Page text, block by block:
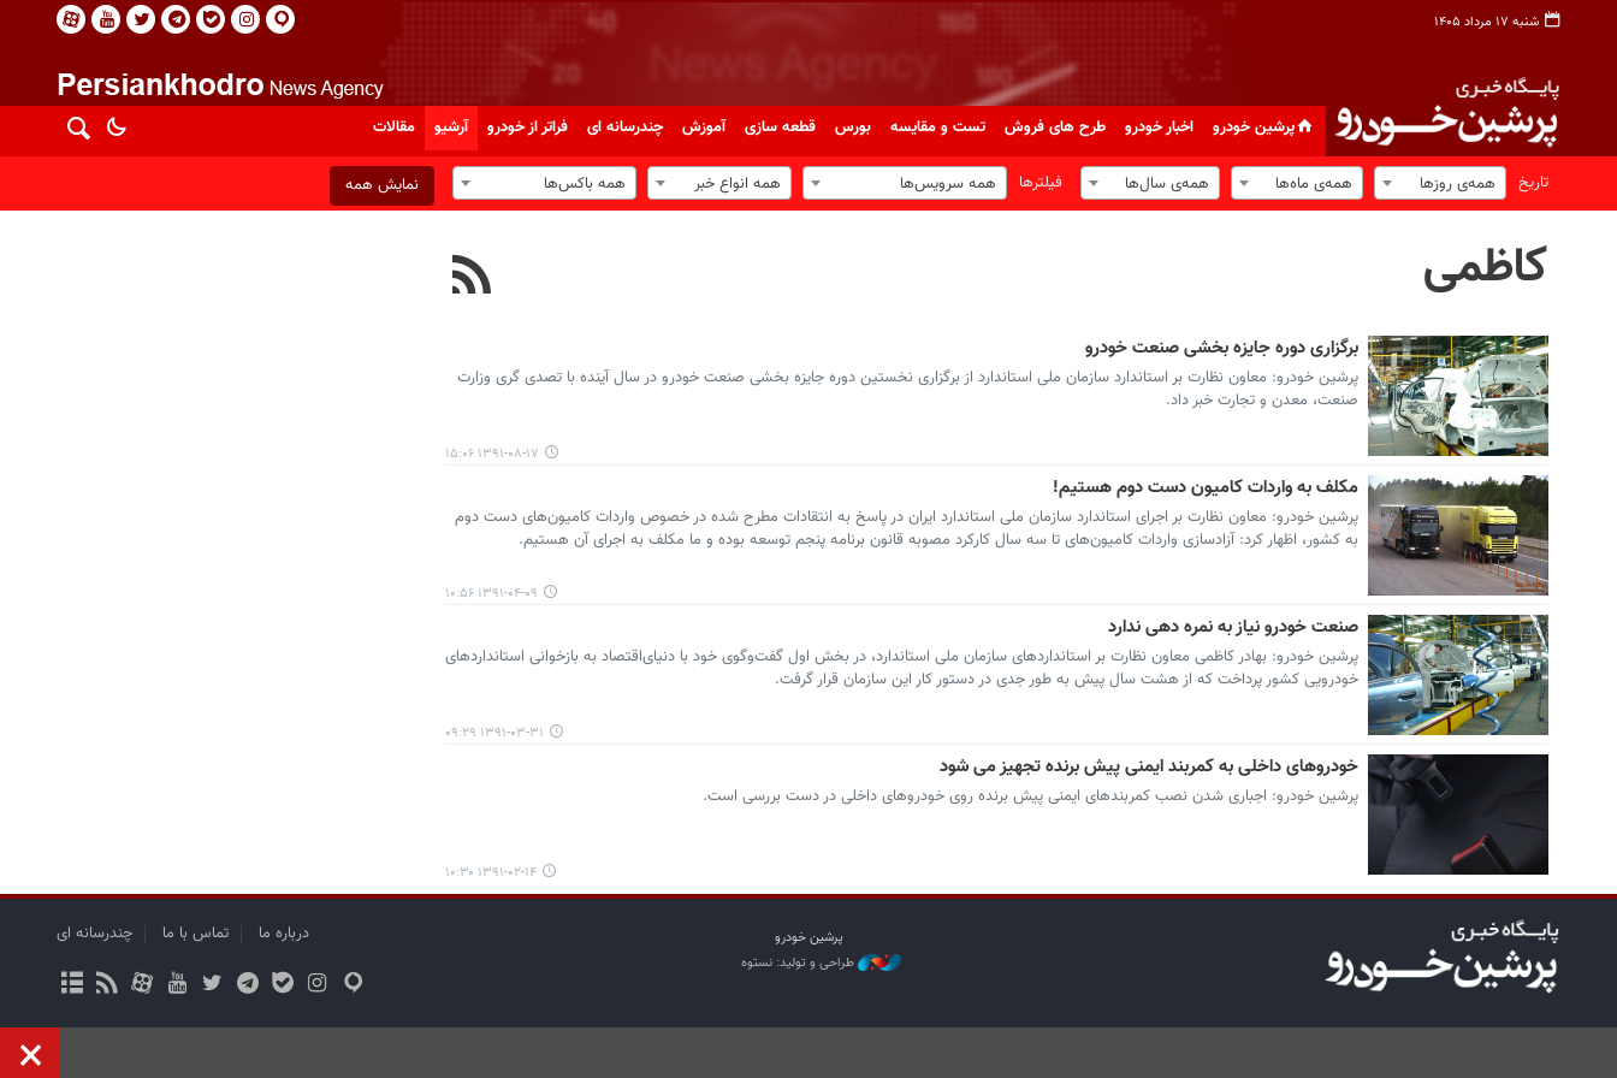
شنبه ۱۷ مرداد ۱۴۰۵
پرشین خودرو اخبار خودرو طرح های فروش تست و مقایسه بورس قطعه سازی آموزش چندرسانه ای فراتر از خودرو آرشیو مقالات
تاریخ همه‌ی روزها همه‌ی ماه‌ها همه‌ی سال‌ها فیلترها همه سرویس‌ها همه انواع خبر همه باکس‌ها نمایش همه
کاظمی
برگزاری دوره جایزه بخشی صنعت خودرو
پرشین خودرو: معاون نظارت بر استاندارد سازمان ملی استاندارد از برگزاری نخستین دوره جایزه بخشی صنعت خودرو در سال آینده با تصدی گری وزارت
صنعت، معدن و تجارت خبر داد.
۱۳۹۱-۰۸-۱۷ ۱۵:۰۶
مکلف به واردات کامیون دست دوم هستیم!
پرشین خودرو: معاون نظارت بر اجرای استاندارد سازمان ملی استاندارد ایران در پاسخ به انتقادات مطرح شده در خصوص واردات كامیون‌های دست دوم
به كشور، اظهار كرد: آزادسازی واردات كامیون‌های تا سه سال كاركرد مصوبه قانون برنامه پنجم توسعه بوده و ما مكلف به اجرای آن هستیم.
۱۳۹۱-۰۴-۰۹ ۱۰:۵۶
صنعت خودرو نیاز به نمره دهی ندارد
پرشین خودرو: بهادر کاظمی معاون نظارت بر استانداردهای سازمان ملی استاندارد، در بخش اول گفت‌وگوی خود با دنیای‌اقتصاد به بازخوانی استانداردهای
خودرویی کشور پرداخت که از هشت سال پیش به طور جدی در دستور کار این سازمان قرار گرفت.
۱۳۹۱-۰۳-۳۱ ۰۹:۲۹
خودروهای داخلی به كمربند ایمنی پیش برنده تجهیز می شود
پرشین خودرو: اجباری شدن نصب كمربندهای ایمنی پیش برنده روی خودروهای داخلی در دست بررسی است.
۱۳۹۱-۰۲-۱۴ ۱۰:۳۰
پرشین خودرو
طراحی و تولید: نستوه
درباره ما تماس با ما چندرسانه ای